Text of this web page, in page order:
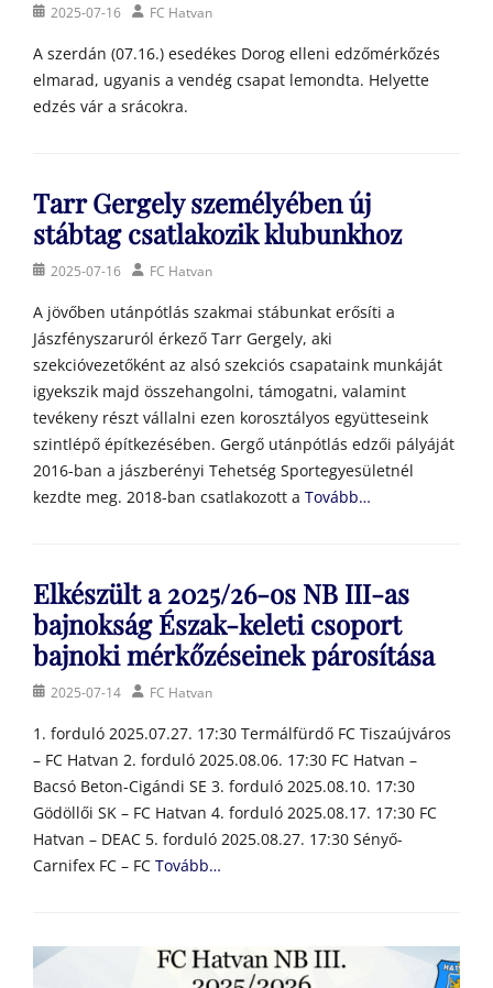
Posted2025-07-16 AuthorFC Hatvan
A szerdán (07.16.) esedékes Dorog elleni edzőmérkőzés
elmarad, ugyanis a vendég csapat lemondta. Helyette
edzés vár a srácokra.
Tarr Gergely személyében új
stábtag csatlakozik klubunkhoz
Posted2025-07-16 AuthorFC Hatvan
A jövőben utánpótlás szakmai stábunkat erősíti a
Jászfényszaruról érkező Tarr Gergely, aki
szekcióvezetőként az alsó szekciós csapataink munkáját
igyekszik majd összehangolni, támogatni, valamint
tevékeny részt vállalni ezen korosztályos együtteseink
szintlépő építkezésében. Gergő utánpótlás edzői pályáját
2016-ban a jászberényi Tehetség Sportegyesületnél
kezdte meg. 2018-ban csatlakozott a Tovább…
Elkészült a 2025/26-os NB III-as
bajnokság Észak-keleti csoport
bajnoki mérkőzéseinek párosítása
Posted2025-07-14 AuthorFC Hatvan
1. forduló 2025.07.27. 17:30 Termálfürdő FC Tiszaújváros
– FC Hatvan 2. forduló 2025.08.06. 17:30 FC Hatvan –
Bacsó Beton-Cigándi SE 3. forduló 2025.08.10. 17:30
Gödöllői SK – FC Hatvan 4. forduló 2025.08.17. 17:30 FC
Hatvan – DEAC 5. forduló 2025.08.27. 17:30 Sényő-
Carnifex FC – FC Tovább…